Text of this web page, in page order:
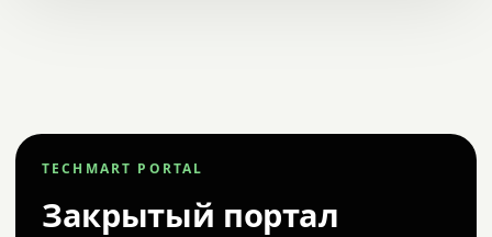
TECHMART PORTAL
Закрытый портал